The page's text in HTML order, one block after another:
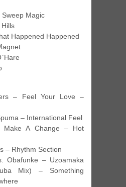
Magic
Happened Happened
– Feel Your Love –
– International Feel
A Change – Hot
– Rhythm Section
Obafunke – Uzoamaka
Mix) – Something